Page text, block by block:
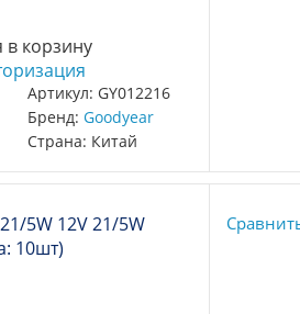
корзину
Артикул: GY012216
Бренд:Goodyear
Страна: Китай
5W 12V 21/5W
10шт)